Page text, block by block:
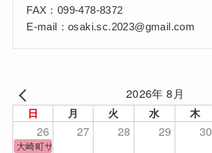
FAX：099-478-8372
E-mail：osaki.sc.2023@gmail.com
2026年 8月
日 月 火 水 木
26 27 28 29 30
大崎町サッカーフェスティバル